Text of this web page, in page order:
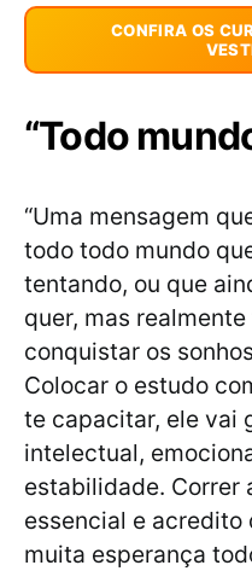
CONFIRA OS
“Todo
“Uma mensagem
todo todo mundo
tentando, ou que
quer, mas
conquistar os
Colocar o estudo
te capacitar, ele vai
intelectual,
estabilidade. Correr
essencial e acredito
muita esperança